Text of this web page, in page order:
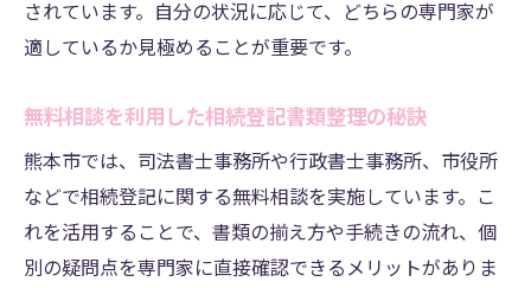
されています。自分の状況に応じて、どちらの専門家が
適しているか見極めることが重要です。
無料相談を利用した相続登記書類整理の秘訣
熊本市では、司法書士事務所や行政書士事務所、市役所
などで相続登記に関する無料相談を実施しています。こ
れを活用することで、書類の揃え方や手続きの流れ、個
別の疑問点を専門家に直接確認できるメリットがありま